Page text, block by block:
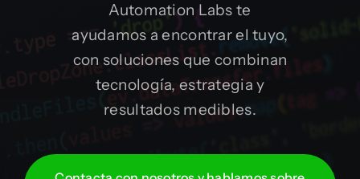
Automation Labs te
ayudamos a encontrar el tuyo,
con soluciones que combinan
tecnología, estrategia y
resultados medibles.